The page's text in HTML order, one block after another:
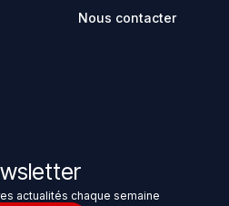
Nous contacter
actualités chaque semaine